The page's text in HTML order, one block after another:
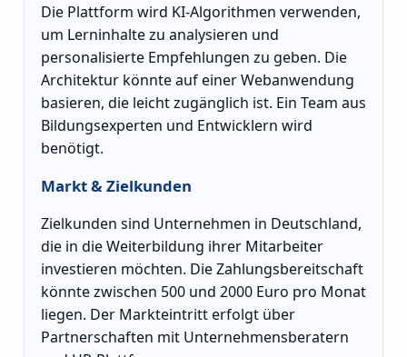
Die Plattform wird KI-Algorithmen verwenden,
um Lerninhalte zu analysieren und
personalisierte Empfehlungen zu geben. Die
Architektur könnte auf einer Webanwendung
basieren, die leicht zugänglich ist. Ein Team aus
Bildungsexperten und Entwicklern wird
benötigt.
Markt & Zielkunden
Zielkunden sind Unternehmen in Deutschland,
die in die Weiterbildung ihrer Mitarbeiter
investieren möchten. Die Zahlungsbereitschaft
könnte zwischen 500 und 2000 Euro pro Monat
liegen. Der Markteintritt erfolgt über
Partnerschaften mit Unternehmensberatern